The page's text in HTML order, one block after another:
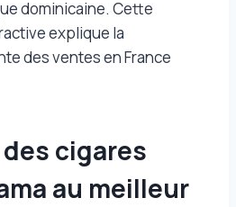
dominicaine. Cette
explique la
des ventes en France
cigares
au meilleur